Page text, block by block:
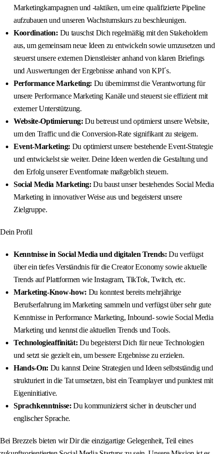
Marketingkampagnen und -taktiken, um eine qualifizierte Pipeline
aufzubauen und unseren Wachstumskurs zu beschleunigen.
Koordination: Du tauschst Dich regelmäßig mit den Stakeholdern
aus, um gemeinsam neue Ideen zu entwickeln sowie umzusetzen und
steuerst unsere externen Dienstleister anhand von klaren Briefings
und Auswertungen der Ergebnisse anhand von KPI´s.
Performance Marketing: Du übernimmst die Verantwortung für
unsere Performance Marketing Kanäle und steuerst sie effizient mit
externer Unterstützung.
Website-Optimierung: Du betreust und optimierst unsere Website,
um den Traffic und die Conversion-Rate signifikant zu steigern.
Event-Marketing: Du optimierst unsere bestehende Event-Strategie
und entwickelst sie weiter. Deine Ideen werden die Gestaltung und
den Erfolg unserer Eventformate maßgeblich steuern.
Social Media Marketing: Du baust unser bestehendes Social Media
Marketing in innovativer Weise aus und begeisterst unsere
Zielgruppe.
Dein Profil
Kenntnisse in Social Media und digitalen Trends: Du verfügst
über ein tiefes Verständnis für die Creator Economy sowie aktuelle
Trends auf Plattformen wie Instagram, TikTok, Twitch, etc.
Marketing-Know-how: Du konntest bereits mehrjährige
Berufserfahrung im Marketing sammeln und verfügst über sehr gute
Kenntnisse in Performance Marketing, Inbound- sowie Social Media
Marketing und kennst die aktuellen Trends und Tools.
Technologieaffinität: Du begeisterst Dich für neue Technologien
und setzt sie gezielt ein, um bessere Ergebnisse zu erzielen.
Hands-On: Du kannst Deine Strategien und Ideen selbstständig und
strukturiert in die Tat umsetzen, bist ein Teamplayer und punktest mit
Eigeninitiative.
Sprachkenntnisse: Du kommunizierst sicher in deutscher und
englischer Sprache.
Bei Brezzels bieten wir Dir die einzigartige Gelegenheit, Teil eines